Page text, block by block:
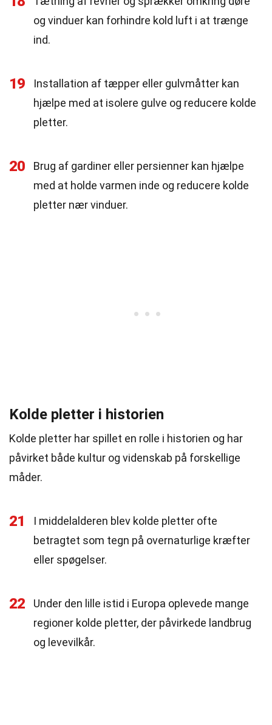
og vinduer kan forhindre kold luft i at trænge
ind.
19
Installation af tæpper eller gulvmåtter kan
hjælpe med at isolere gulve og reducere kolde
pletter.
20
Brug af gardiner eller persienner kan hjælpe
med at holde varmen inde og reducere kolde
pletter nær vinduer.
Kolde pletter i historien
Kolde pletter har spillet en rolle i historien og har
påvirket både kultur og videnskab på forskellige
måder.
21
I middelalderen blev kolde pletter ofte
betragtet som tegn på overnaturlige kræfter
eller spøgelser.
22
Under den lille istid i Europa oplevede mange
regioner kolde pletter, der påvirkede landbrug
og levevilkår.